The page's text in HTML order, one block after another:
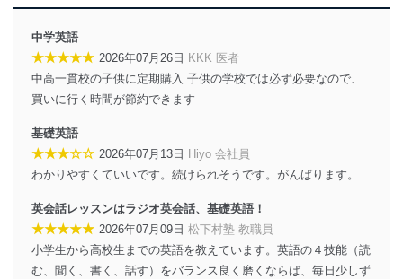
中学英語
★★★★★ 2026年07月26日 KKK 医者
中高一貫校の子供に定期購入 子供の学校では必ず必要なので、
買いに行く時間が節約できます
基礎英語
★★★☆☆ 2026年07月13日 Hiyo 会社員
わかりやすくていいです。続けられそうです。がんばります。
英会話レッスンはラジオ英会話、基礎英語！
★★★★★ 2026年07月09日 松下村塾 教職員
小学生から高校生までの英語を教えています。英語の４技能（読
む、聞く、書く、話す）をバランス良く磨くならば、毎日少しず